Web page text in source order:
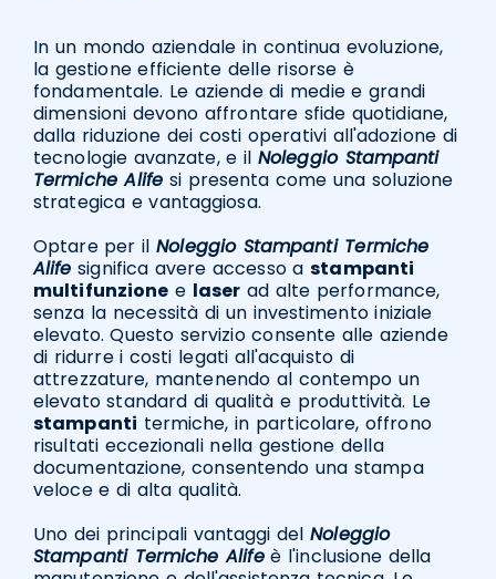
In un mondo aziendale in continua evoluzione,
la gestione efficiente delle risorse è
fondamentale. Le aziende di medie e grandi
dimensioni devono affrontare sfide quotidiane,
dalla riduzione dei costi operativi all'adozione di
tecnologie avanzate, e ilNoleggio Stampanti
Termiche Alife si presenta come una soluzione
strategica e vantaggiosa.
Optare per ilNoleggio Stampanti Termiche
Alife significa avere accesso astampanti
multifunzione e laser ad alte performance,
senza la necessità di un investimento iniziale
elevato. Questo servizio consente alle aziende
di ridurre i costi legati all'acquisto di
attrezzature, mantenendo al contempo un
elevato standard di qualità e produttività. Le
stampanti termiche, in particolare, offrono
risultati eccezionali nella gestione della
documentazione, consentendo una stampa
veloce e di alta qualità.
Uno dei principali vantaggi delNoleggio
Stampanti Termiche Alifeè l'inclusione della